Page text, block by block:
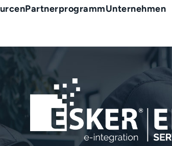
PartnerprogrammUnternehmen